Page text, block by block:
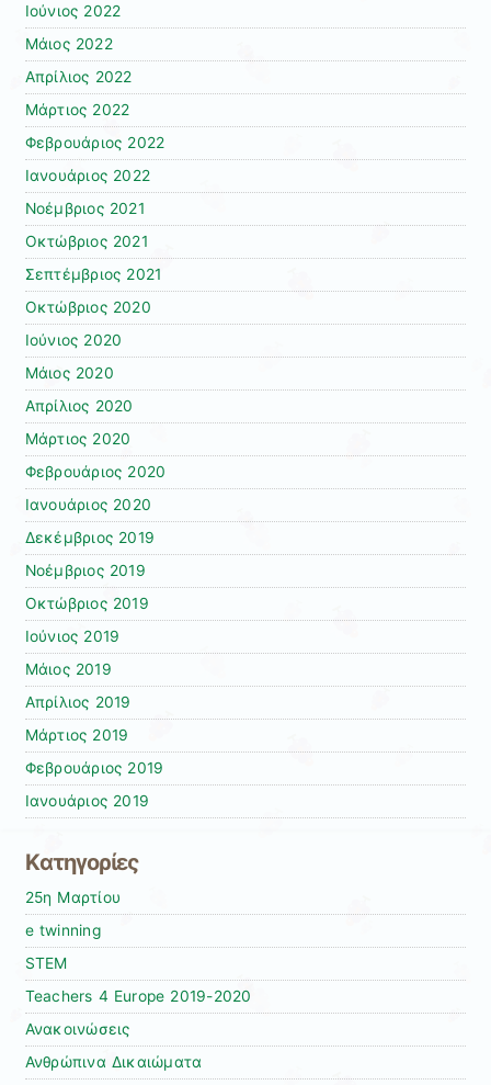
Ιούνιος 2022
Μάιος 2022
Απρίλιος 2022
Μάρτιος 2022
Φεβρουάριος 2022
Ιανουάριος 2022
Νοέμβριος 2021
Οκτώβριος 2021
Σεπτέμβριος 2021
Οκτώβριος 2020
Ιούνιος 2020
Μάιος 2020
Απρίλιος 2020
Μάρτιος 2020
Φεβρουάριος 2020
Ιανουάριος 2020
Δεκέμβριος 2019
Νοέμβριος 2019
Οκτώβριος 2019
Ιούνιος 2019
Μάιος 2019
Απρίλιος 2019
Μάρτιος 2019
Φεβρουάριος 2019
Ιανουάριος 2019
Kατηγορίες
25η Μαρτίου
e twinning
STEM
Teachers 4 Europe 2019-2020
Ανακοινώσεις
Ανθρώπινα Δικαιώματα